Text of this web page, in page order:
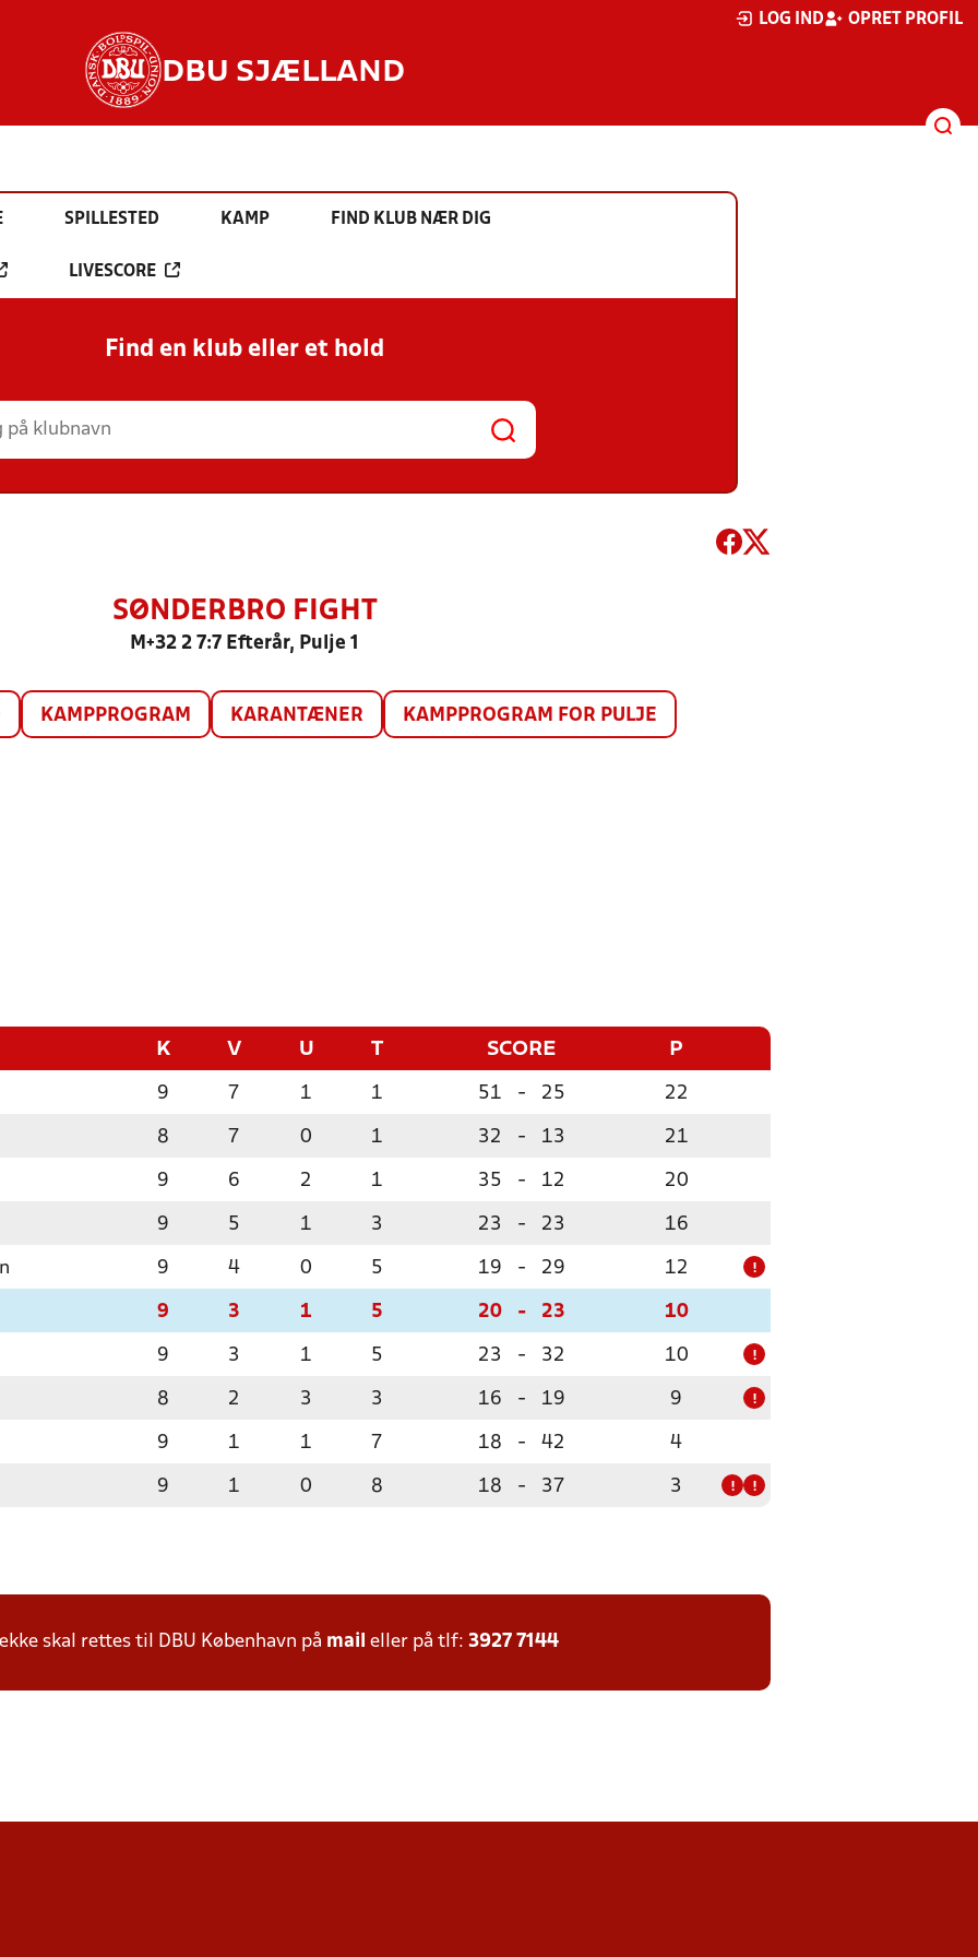
LOG IND OPRET PROFIL
DBU SJÆLLAND
SPILLESTED KAMP FIND KLUB NÆR DIG
LIVESCORE
Find en klub eller et hold
SØNDERBRO FIGHT
M+32 2 7:7 Efterår, Pulje 1
KAMPPROGRAM KARANTÆNER KAMPPROGRAM FOR PULJE
K V U T SCORE P
9 7 1 1 51 - 25 22
8 7 0 1 32 - 13 21
9 6 2 1 35 - 12 20
9 5 1 3 23 - 23 16
9 4 0 5 19 - 29 12 !
9 3 1 5 20 - 23 10
9 3 1 5 23 - 32 10 !
8 2 3 3 16 - 19 9 !
9 1 1 7 18 - 42 4
9 1 0 8 18 - 37 3 ! !
skal rettes til DBU København på mail eller på tlf: 3927 7144